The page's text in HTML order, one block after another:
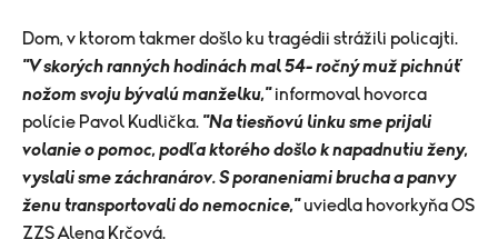
Dom, v ktorom takmer došlo ku tragédii strážili policajti.
"V skorých ranných hodinách mal 54- ročný muž pichnúť
nožom svoju bývalú manželku," informoval hovorca
polície Pavol Kudlička. "Na tiesňovú linku sme prijali
volanie o pomoc, podľa ktorého došlo k napadnutiu ženy,
vyslali sme záchranárov. S poraneniami brucha a panvy
ženu transportovali do nemocnice,"uviedla hovorkyňa OS
ZZS Alena Krčová.